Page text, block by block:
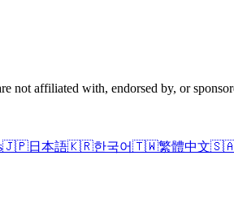
not affiliated with, endorsed by, or
🇯🇵日本語🇰🇷한국어🇹🇼繁體中文